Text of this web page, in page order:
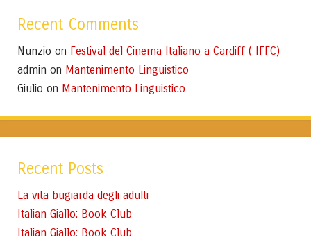
Recent Comments
Nunzio on Festival del Cinema Italiano a Cardiff ( IFFC)
admin on Mantenimento Linguistico
Giulio on Mantenimento Linguistico
Recent Posts
La vita bugiarda degli adulti
Italian Giallo: Book Club
Italian Giallo: Book Club